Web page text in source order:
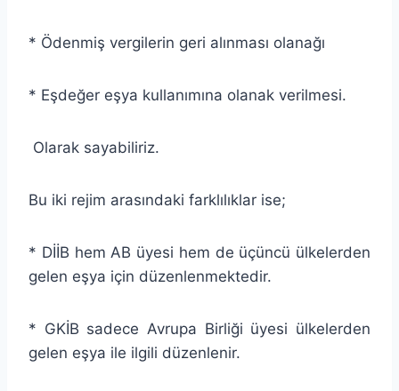
* Ödenmiş vergilerin geri alınması olanağı
* Eşdeğer eşya kullanımına olanak verilmesi.
Olarak sayabiliriz.
Bu iki rejim arasındaki farklılıklar ise;
* DİİB hem AB üyesi hem de üçüncü ülkelerden
gelen eşya için düzenlenmektedir.
* GKİB sadece Avrupa Birliği üyesi ülkelerden
gelen eşya ile ilgili düzenlenir.